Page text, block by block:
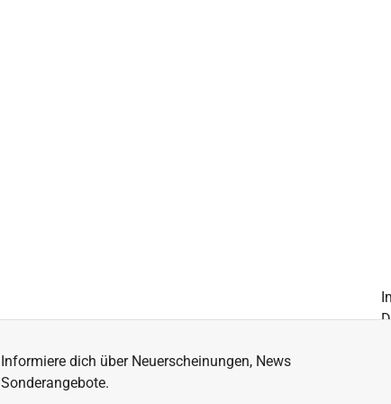
Informiere dich über Neuerscheinungen, News
Sonderangebote.